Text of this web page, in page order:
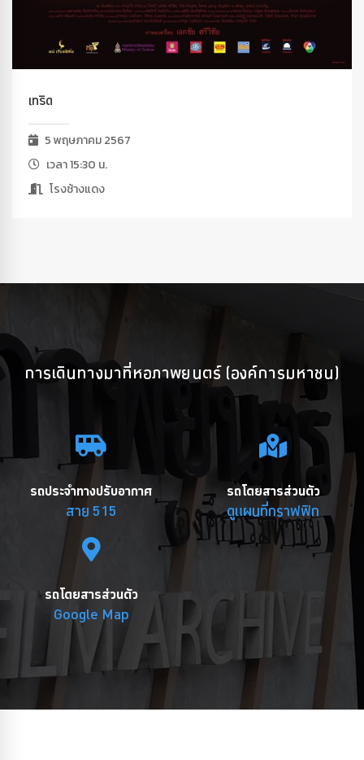
เทริด
5 พฤษภาคม 2567
เวลา 15:30 น.
โรงช้างแดง
การเดินทางมาที่หอภาพยนตร์ (องค์การมหาชน)
รถประจำทางปรับอากาศ
สาย 515
รถโดยสารส่วนตัว
ดูแผนที่กราฟฟิก
รถโดยสารส่วนตัว
Google Map